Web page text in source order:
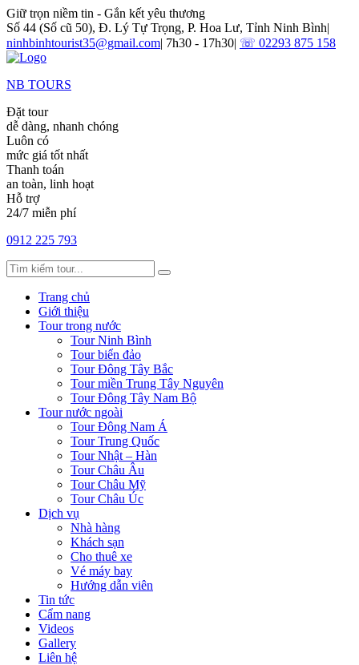
Giữ trọn niềm tin - Gắn kết yêu thương
Số 44 (Số cũ 50), Đ. Lý Tự Trọng, P. Hoa Lư, Tỉnh Ninh Bình|
ninhbinhtourist35@gmail.com| 7h30 - 17h30| ☏ 02293 875 158
NB TOURS
Đặt tour
dễ dàng, nhanh chóng
Luôn có
mức giá tốt nhất
Thanh toán
an toàn, linh hoạt
Hỗ trợ
24/7 miễn phí
0912 225 793
Trang chủ
Giới thiệu
Tour trong nước
Tour Ninh Bình
Tour biển đảo
Tour Đông Tây Bắc
Tour miền Trung Tây Nguyên
Tour Đông Tây Nam Bộ
Tour nước ngoài
Tour Đông Nam Á
Tour Trung Quốc
Tour Nhật – Hàn
Tour Châu Âu
Tour Châu Mỹ
Tour Châu Úc
Dịch vụ
Nhà hàng
Khách sạn
Cho thuê xe
Vé máy bay
Hướng dẫn viên
Tin tức
Cẩm nang
Videos
Gallery
Liên hệ